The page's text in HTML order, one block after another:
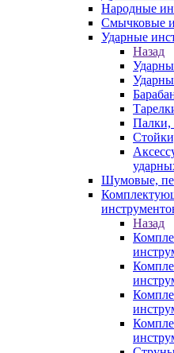
Народные
Смычковые
Ударные
Назад
Палки,
Шумовые,
Назад